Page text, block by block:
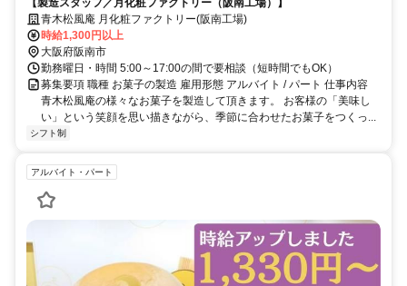
【製造スタッフ／月化粧ファクトリー（阪南工場）】
青木松風庵 月化粧ファクトリー(阪南工場)
時給1,300円以上
大阪府阪南市
勤務曜日・時間 5:00～17:00の間で要相談（短時間でもOK）
募集要項 職種 お菓子の製造 雇用形態 アルバイト / パート 仕事内容
青木松風庵の様々なお菓子を製造して頂きます。 お客様の「美味し
い」という笑顔を思い描きながら、季節に合わせたお菓子をつくっ...
シフト制
アルバイト・パート